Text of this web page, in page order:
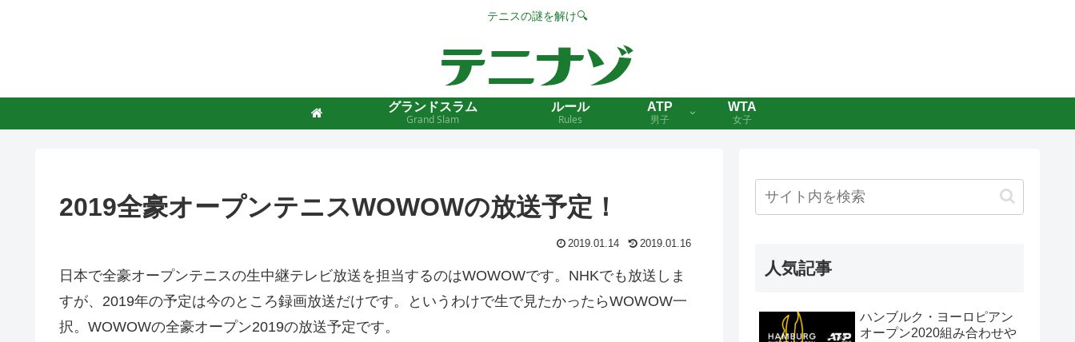
テニスの謎を解け🔍
グランドスラム
Grand Slam
ルール
Rules
ATP
男子
WTA
女子
2019全豪オープンテニスWOWOWの放送予定！
2019.01.14 2019.01.16
日本で全豪オープンテニスの生中継テレビ放送を担当するのはWOWOWです。NHKでも放送しま
すが、2019年の予定は今のところ録画放送だけです。というわけで生で見たかったらWOWOW一
択。WOWOWの全豪オープン2019の放送予定です。
人気記事
ハンブルク・ヨーロピアン
オープン2020組み合わせや